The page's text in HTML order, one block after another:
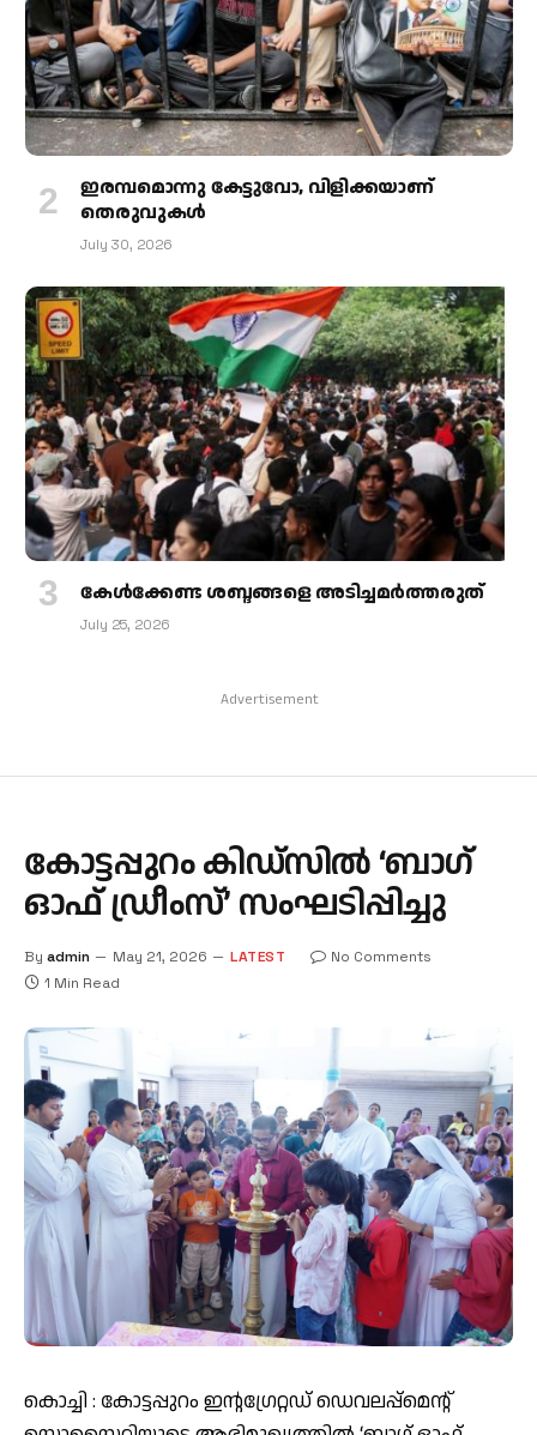
ഇരമ്പമൊന്നു കേട്ടുവോ, വിളിക്കയാണ്
തെരുവുകള്‍
July 30, 2026
കേള്‍ക്കേണ്ട ശബ്ദങ്ങളെ അടിച്ചമര്‍ത്തരുത്
July 25, 2026
Advertisement
കോട്ടപ്പുറം കിഡ്‌സിൽ ‘ബാഗ്
ഓഫ് ഡ്രീംസ്’ സംഘടിപ്പിച്ചു
By admin May 21, 2026 LATEST
No Comments
1 Min Read
കൊച്ചി : കോട്ടപ്പുറം ഇന്റഗ്രേറ്റഡ് ഡെവലപ്പ്മെന്റ്